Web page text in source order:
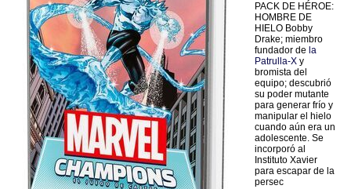
PACK DE HÉROE:
HOMBRE DE
HIELO Bobby
Drake; miembro
fundador de la
Patrulla-X y
bromista del
equipo; descubrió
su poder mutante
para generar frío y
manipular el hielo
cuando aún era un
adolescente. Se
incorporó al
Instituto Xavier
para escapar de la
persec